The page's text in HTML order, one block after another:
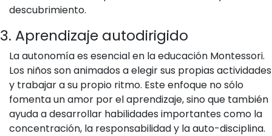
descubrimiento.
3. Aprendizaje autodirigido
La autonomía es esencial en la educación Montessori.
Los niños son animados a elegir sus propias actividades
y trabajar a su propio ritmo. Este enfoque no sólo
fomenta un amor por el aprendizaje, sino que también
ayuda a desarrollar habilidades importantes como la
concentración, la responsabilidad y la auto-disciplina.